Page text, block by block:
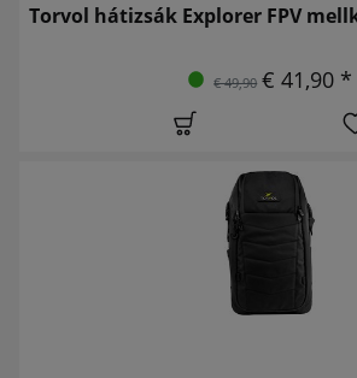
Torvol hátizsák Explorer FPV
€ 49,90 € 41,90 *